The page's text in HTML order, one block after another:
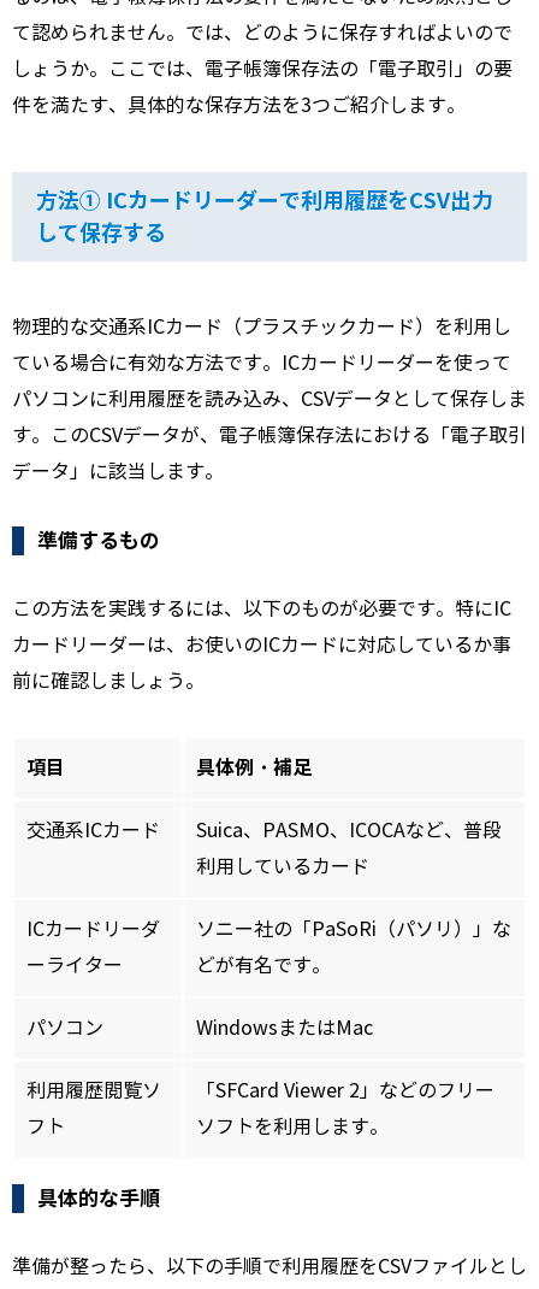
て認められません。では、どのように保存すればよいので
しょうか。ここでは、電子帳簿保存法の「電子取引」の要
件を満たす、具体的な保存方法を3つご紹介します。
方法① ICカードリーダーで利用履歴をCSV出力
して保存する
物理的な交通系ICカード（プラスチックカード）を利用し
ている場合に有効な方法です。ICカードリーダーを使って
パソコンに利用履歴を読み込み、CSVデータとして保存しま
す。このCSVデータが、電子帳簿保存法における「電子取引
データ」に該当します。
準備するもの
この方法を実践するには、以下のものが必要です。特にIC
カードリーダーは、お使いのICカードに対応しているか事
前に確認しましょう。
項目 具体例・補足
交通系ICカード
Suica、PASMO、ICOCAなど、普段
利用しているカード
ICカードリーダ
ーライター
ソニー社の「PaSoRi（パソリ）」な
どが有名です。
パソコン WindowsまたはMac
利用履歴閲覧ソ
フト
「SFCard Viewer 2」などのフリー
ソフトを利用します。
具体的な手順
準備が整ったら、以下の手順で利用履歴をCSVファイルとし